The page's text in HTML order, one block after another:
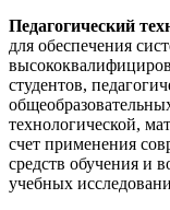
Педагогический
для обеспечения
студентов,
технологической,
счет применения
средств обучения и
учебных